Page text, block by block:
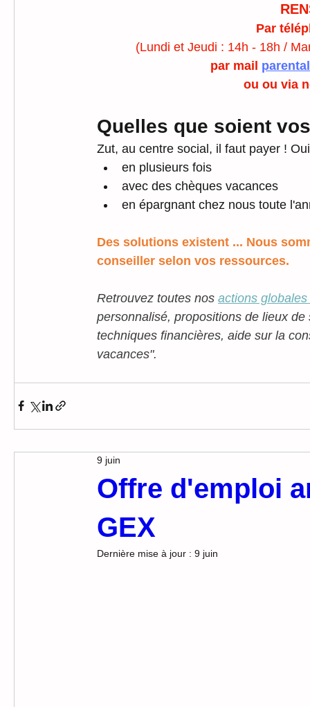
Par
(Lundi et Jeudi : 14h - 18h /
par mail
ou ou via
Quelles que soient
Zut, au centre social, il faut payer !
en plusieurs fois
avec des chèques vacances
en épargnant chez nous toute
Des solutions existent ... Nous
conseiller selon vos ressources.
Retrouvez toutes nos actions
personnalisé, propositions de lieux
techniques financières, aide sur la
vacances".
Offre d'emploi
GEX
9 juin
Dernière mise à jour : 9 juin